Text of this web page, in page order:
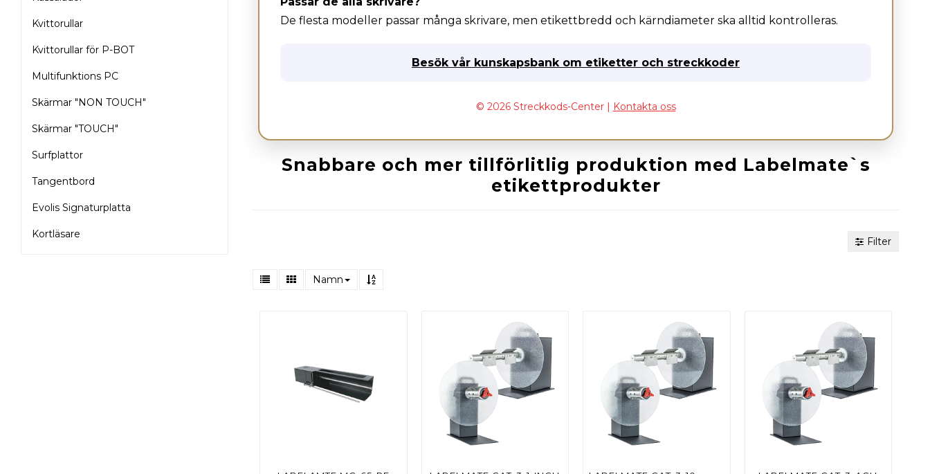
MC-11+
MC-65-PE
RRC-330-ACH
RRC-330-U-ACH
Kvittorullar
Kvittorullar för P-BOT
Multifunktions PC
Skärmar "NON TOUCH"
Skärmar "TOUCH"
Surfplattor
Tangentbord
Evolis Signaturplatta
Kortläsare
De flesta modeller passar många skrivare, men etikettbredd och kärndiameter ska alltid kontrolleras.
Besök vår kunskapsbank om etiketter och streckkoder
© 2026 Streckkods-Center | Kontakta oss
Snabbare och mer tillförlitlig produktion med Labelmate`s
etikettprodukter
Filter
Namn